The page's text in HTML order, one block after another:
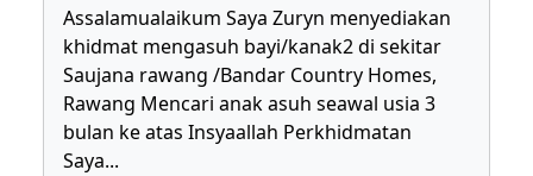
Assalamualaikum Saya Zuryn menyediakan
khidmat mengasuh bayi/kanak2 di sekitar
Saujana rawang /Bandar Country Homes,
Rawang Mencari anak asuh seawal usia 3
bulan ke atas Insyaallah Perkhidmatan
Saya...